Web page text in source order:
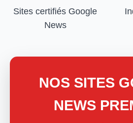
Sites certifiés Google
News
NOS SITES
NEWS